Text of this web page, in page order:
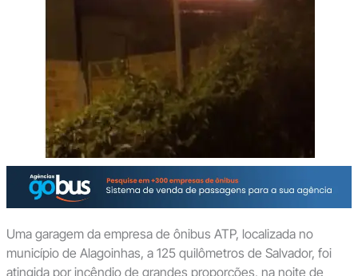
Uma garagem da empresa de ônibus ATP, localizada no
município de Alagoinhas, a 125 quilômetros de Salvador, foi
atingida por incêndio de grandes proporções, na noite de